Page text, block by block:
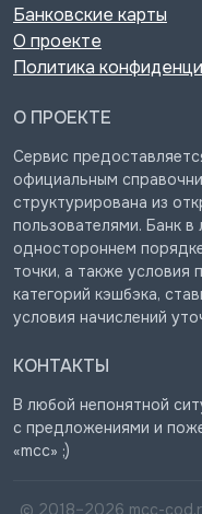
Банковские карты
О проекте
Политика
О ПРОЕКТЕ
Сервис
официальным
структурирована из
пользователями. Банк
одностороннем
точки, а также условия
категорий кэшбэка,
условия начислений
КОНТАКТЫ
В любой непонятной
с предложениями и
«mcc» ;)
© 2018–2026 mcc-